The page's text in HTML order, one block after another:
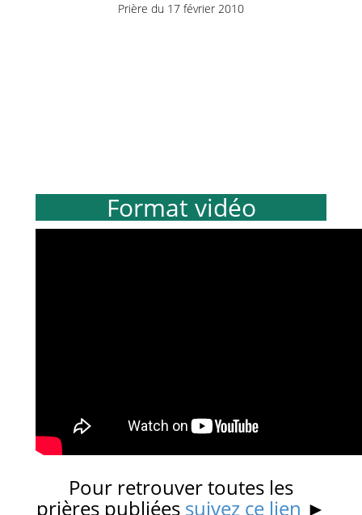
Prière du 17 février 2010
Format vidéo
Pour retrouver toutes les
prières publiées suivez ce lien ►